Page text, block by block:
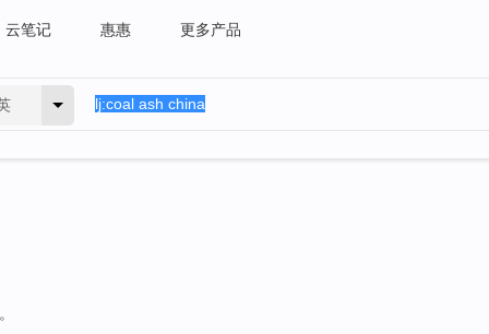
云笔记 惠惠 更多产品